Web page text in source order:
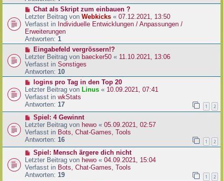
r
a
g
r
B
e
i
t
r
a
g
N
e
u
e
r
B
e
i
t
r
a
g
Chat als Skript zum einbauen ?
Letzter Beitrag von Webkicks « 07.12.2021, 13:50
Verfasst in Individuelle Entwicklungen / Anpassungen /
Erweiterungen
Antworten: 1
N
e
u
e
r
B
e
i
t
a
g
Eingabefeld vergrössern!?
Letzter Beitrag von baecker50 « 11.10.2021, 13:06
Verfasst in Sonstiges
Antworten: 10
N
e
u
e
r
B
e
i
t
r
a
g
logins pro Tag in den Top 20
Letzter Beitrag von Linus « 10.09.2021, 07:41
Verfasst in wkStats
Antworten: 17 1 2
N
e
u
e
r
B
e
i
t
Spiel: 4 Gewinnt
Letzter Beitrag von hewo « 05.09.2021, 02:57
Verfasst in Bots, Chat-Games, Tools
Antworten: 16 1 2
N
e
u
e
Spiel: Mensch ärgere dich nicht
Letzter Beitrag von hewo « 04.09.2021, 15:04
Verfasst in Bots, Chat-Games, Tools
Antworten: 19 1 2